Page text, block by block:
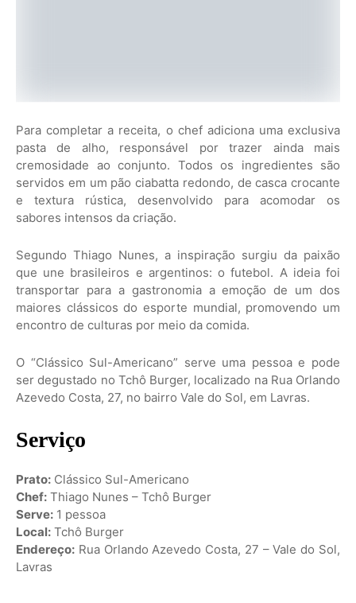
Para completar a receita, o chef adiciona uma exclusiva
pasta de alho, responsável por trazer ainda mais
cremosidade ao conjunto. Todos os ingredientes são
servidos em um pão ciabatta redondo, de casca crocante
e textura rústica, desenvolvido para acomodar os
sabores intensos da criação.
Segundo Thiago Nunes, a inspiração surgiu da paixão
que une brasileiros e argentinos: o futebol. A ideia foi
transportar para a gastronomia a emoção de um dos
maiores clássicos do esporte mundial, promovendo um
encontro de culturas por meio da comida.
O “Clássico Sul-Americano” serve uma pessoa e pode
ser degustado no Tchô Burger, localizado na Rua Orlando
Azevedo Costa, 27, no bairro Vale do Sol, em Lavras.
Serviço
Prato: Clássico Sul-Americano
Chef: Thiago Nunes – Tchô Burger
Serve: 1 pessoa
Local: Tchô Burger
Endereço: Rua Orlando Azevedo Costa, 27 – Vale do Sol,
Lavras